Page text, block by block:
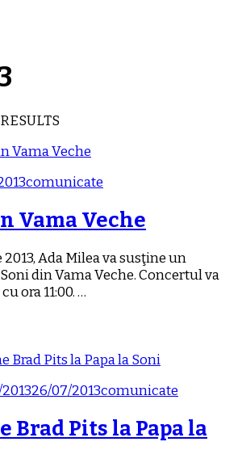
comunicate
Vama Veche
Ada Milea va susţine un
din Vama Veche. Concertul va
ora 11:00. …
26/07/2013comunicate
Brad Pits la Papa la